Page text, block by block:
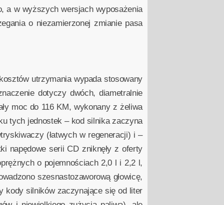
a w wyższych wersjach wyposażenia
o niezamierzonej zmianie pasa
utrzymania wypada stosowany
dotyczy dwóch, diametralnie
moc do 116 KM, wykonany z żeliwa
tych jednostek – kod silnika zaczyna
(łatwych w regeneracji) i –
napędowe serii CD zniknęły z oferty
o pojemnościach 2,0 l i 2,2 l,
szesnastozaworową głowicę,
kody silników zaczynające się od liter